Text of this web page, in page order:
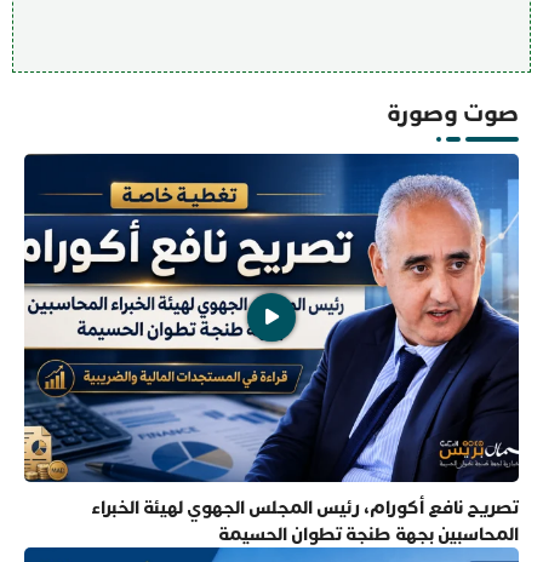
صوت وصورة
تصريح نافع أكورام، رئيس المجلس الجهوي لهيئة الخبراء
المحاسبين بجهة طنجة تطوان الحسيمة